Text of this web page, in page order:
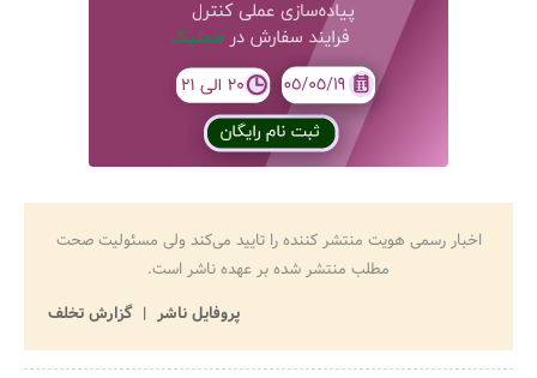
اخبار رسمی هویت منتشر کننده را تایید می‌کند ولی مسئولیت صحت
مطلب منتشر شده بر عهده ناشر است.
پروفایل ناشر
گزارش تخلف